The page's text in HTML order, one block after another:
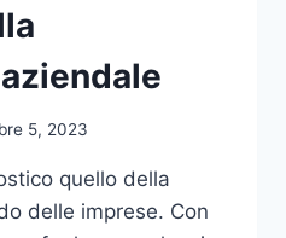
5, 2023
quello della
delle imprese. Con